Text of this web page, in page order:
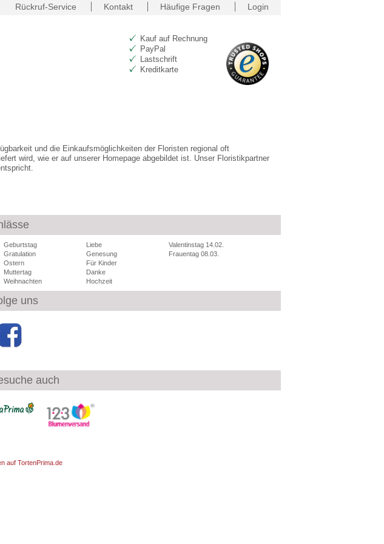
Rückruf-Service Kontakt Häufige Fragen Login
Kauf auf Rechnung
PayPal
Lastschrift
Kreditkarte
und die Einkaufsmöglichkeiten der Floristen regional oft
wird, wie er auf unserer Homepage abgebildet ist. Unser Floristikpartner
Geburtstag
Gratulation
Ostern
Muttertag
Weihnachten
Liebe
Genesung
Für Kinder
Danke
Hochzeit
Valentinstag 14.02.
Frauentag 08.03.
uns
auch
auf TortenPrima.de